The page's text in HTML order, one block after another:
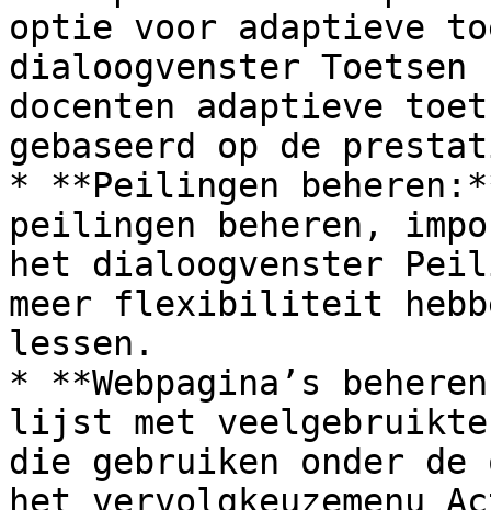
optie voor adaptieve
dialoogvenster Toetsen
docenten adaptieve
gebaseerd op de
* **Peilingen
peilingen beheren,
het dialoogvenster
meer flexibiliteit
lessen.
* **Webpagina’s
lijst met veelgebruikte
die gebruiken onder
het